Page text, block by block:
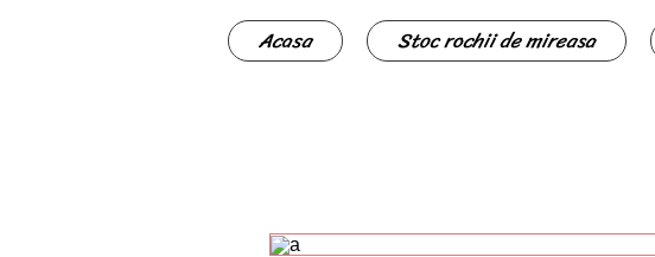
Acasa Stoc rochii de mireasa